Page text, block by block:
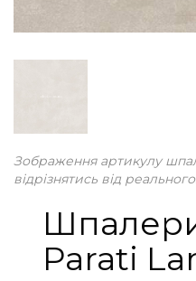
Зображення артикулу
відрізнятись від
Parati